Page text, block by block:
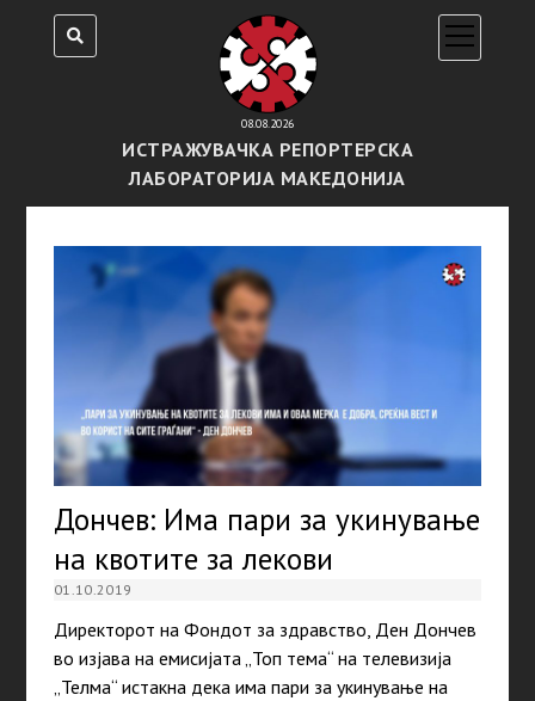
08.08.2026
ИСТРАЖУВАЧКА РЕПОРТЕРСКА
ЛАБОРАТОРИЈА МАКЕДОНИЈА
open
menu
Дончев: Има пари за укинување
на квотите за лекови
01.10.2019
Директорот на Фондот за здравство, Ден Дончев
во изјава на емисијата „Топ тема“ на телевизија
„Телма“ истакна дека има пари за укинување на